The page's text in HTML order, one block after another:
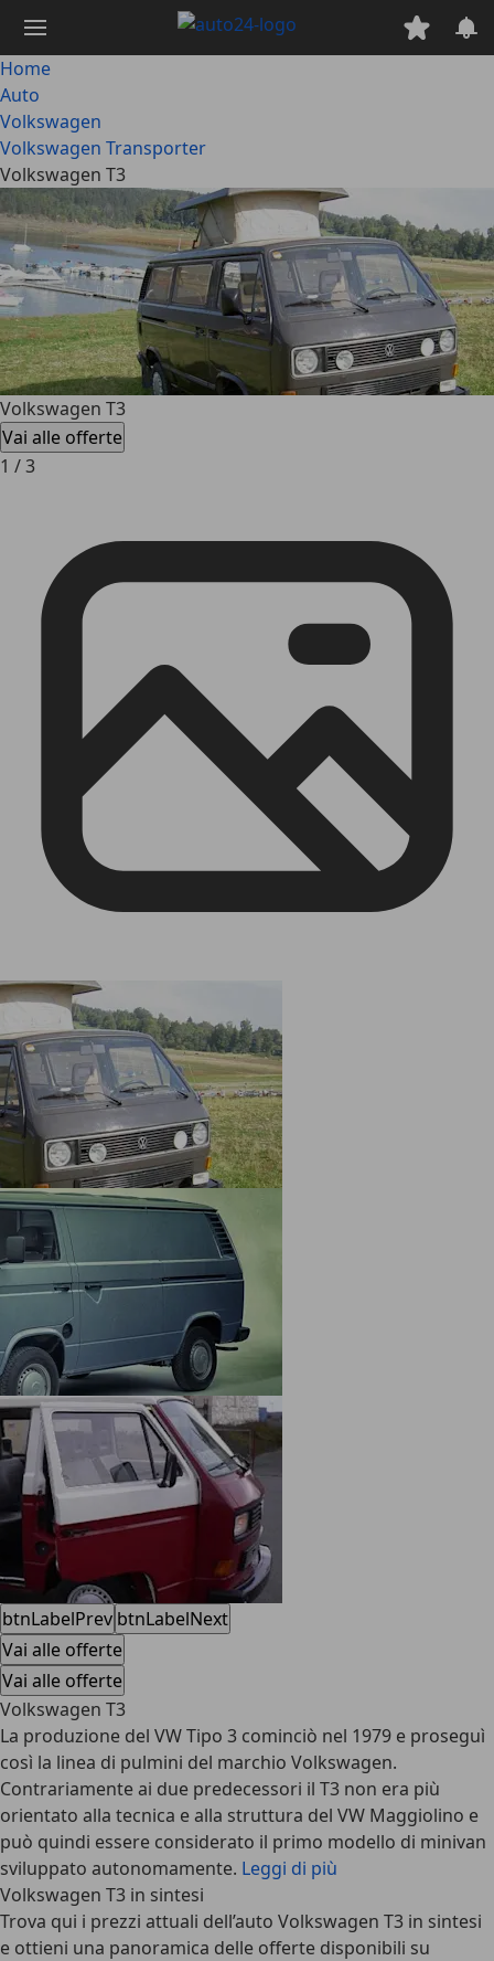
contenuto
principale
Home
Auto
Volkswagen
Volkswagen Transporter
Volkswagen T3
Volkswagen T3
Vai alle offerte
1 /3
btnLabelPrev btnLabelNext
Vai alle offerte
Vai alle offerte
Volkswagen T3
La produzione del VW Tipo 3 cominciò nel 1979 e proseguì
così la linea di pulmini del marchio Volkswagen.
Contrariamente ai due predecessori il T3 non era più
orientato alla tecnica e alla struttura del VW Maggiolino e
può quindi essere considerato il primo modello di minivan
sviluppato autonomamente. Leggi di più
Volkswagen T3 in sintesi
Trova qui i prezzi attuali dell’auto Volkswagen T3 in sintesi
e ottieni una panoramica delle offerte disponibili su